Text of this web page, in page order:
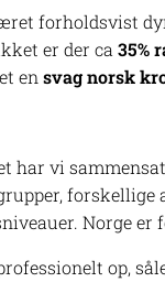
forholdsvist
er der ca 35%
en svag norsk
har vi sammensat
forskellige
Norge er
op,